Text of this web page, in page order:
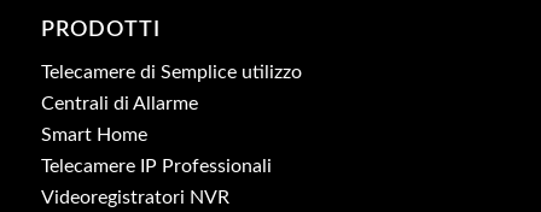
PRODOTTI
Telecamere di Semplice utilizzo
Centrali di Allarme
Smart Home
Telecamere IP Professionali
Videoregistratori NVR